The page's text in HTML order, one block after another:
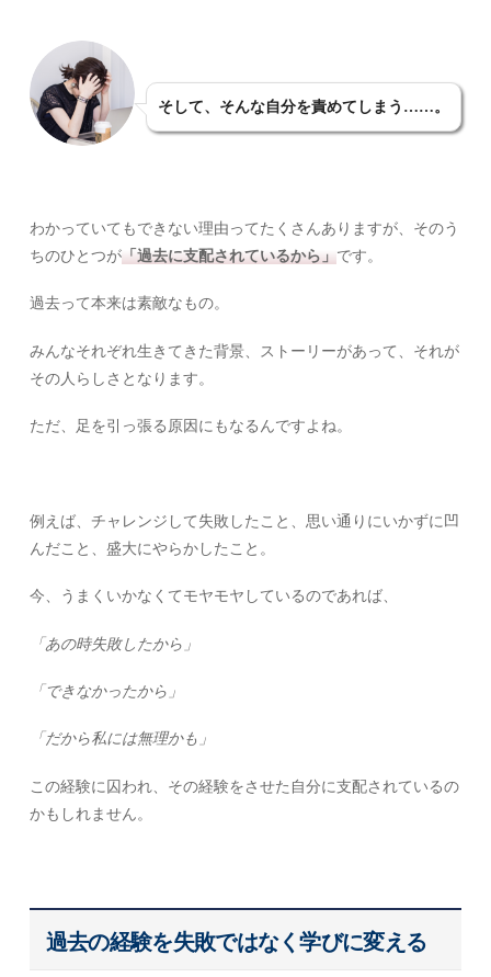
そして、そんな自分を責めてしまう……。
わかっていてもできない理由ってたくさんありますが、そのう
ちのひとつが「過去に支配されているから」です。
過去って本来は素敵なもの。
みんなそれぞれ生きてきた背景、ストーリーがあって、それが
その人らしさとなります。
ただ、足を引っ張る原因にもなるんですよね。
例えば、チャレンジして失敗したこと、思い通りにいかずに凹
んだこと、盛大にやらかしたこと。
今、うまくいかなくてモヤモヤしているのであれば、
「あの時失敗したから」
「できなかったから」
「だから私には無理かも」
この経験に囚われ、その経験をさせた自分に支配されているの
かもしれません。
過去の経験を失敗ではなく学びに変える